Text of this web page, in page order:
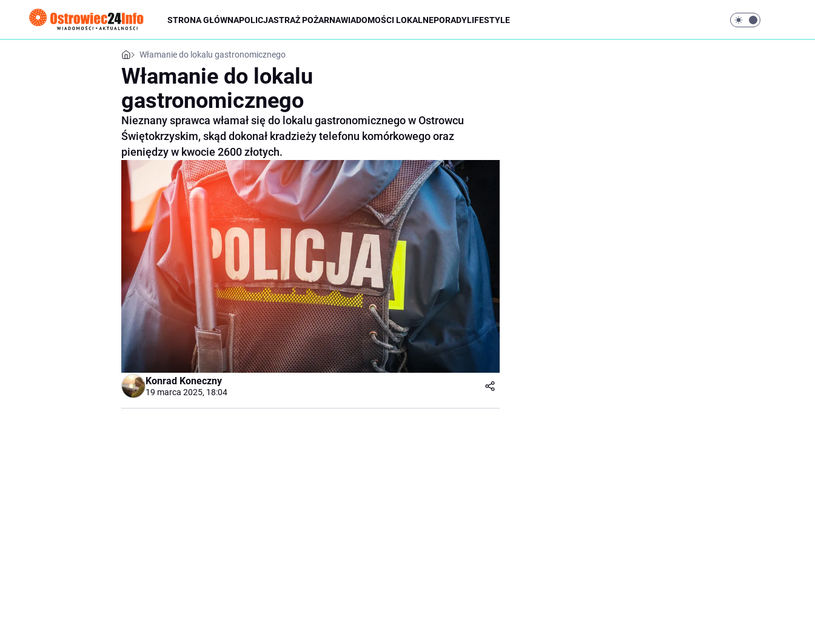
STRONA GŁÓWNAPOLICJASTRAŻ POŻARNAWIADOMOŚCI LOKALNEPORADYLIFESTYLE
Włamanie do lokalu gastronomicznego
Włamanie do lokalu
gastronomicznego
Nieznany sprawca włamał się do lokalu gastronomicznego w Ostrowcu
Świętokrzyskim, skąd dokonał kradzieży telefonu komórkowego oraz
pieniędzy w kwocie 2600 złotych.
Konrad Koneczny
19 marca 2025, 18:04